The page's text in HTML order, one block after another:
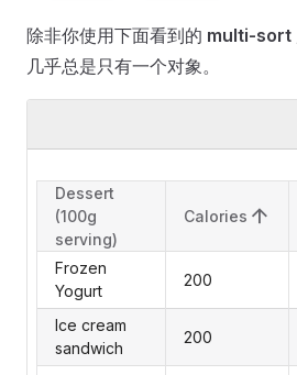
除非你使用下面看到的 multi-sort
几乎总是只有一个对象。
Dessert
(100g
serving)
Calories
Frozen
Yogurt
200
Ice cream
sandwich
200